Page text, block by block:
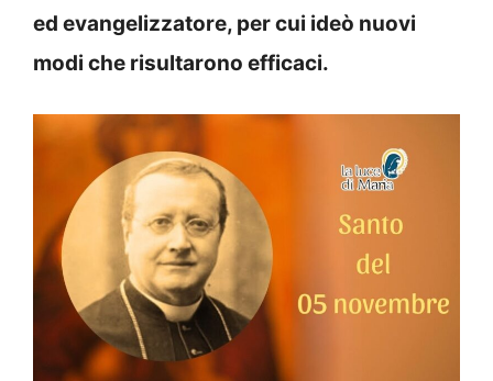
ed evangelizzatore, per cui ideò nuovi
modi che risultarono efficaci.